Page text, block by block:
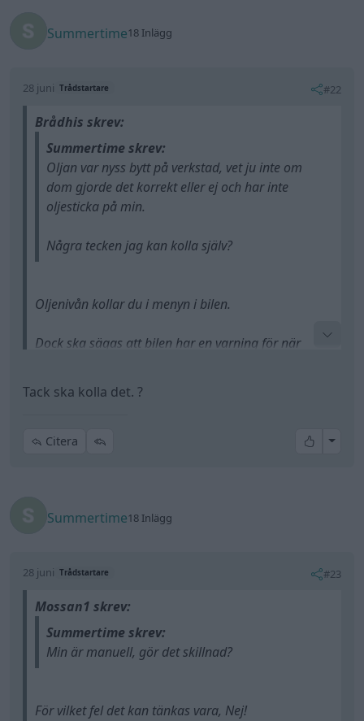
Summertime18 Inlägg
28 juni Trådstartare #22
Brådhis skrev:
Summertime skrev:
Oljan var nyss bytt på verkstad, vet ju inte om
dom gjorde det korrekt eller ej och har inte
oljesticka på min.
Några tecken jag kan kolla själv?
Oljenivån kollar du i menyn i bilen.
Dock ska sägas att bilen har en varning för när
bromsen så vaknar bilen, då kan du scrolla fram till
Tack ska kolla det. ?
Citera All
Summertime18 Inlägg
28 juni Trådstartare #23
Mossan1 skrev:
Summertime skrev:
Min är manuell, gör det skillnad?
För vilket fel det kan tänkas vara, Nej!